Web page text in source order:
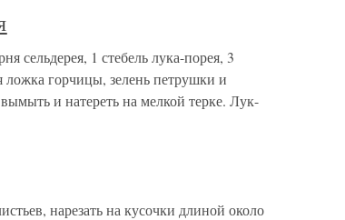
сельдерея, 1 стебель лука-порея, 3
ложка горчицы, зелень петрушки и
и натереть на мелкой терке. Лук-
нарезать на кусочки длиной около